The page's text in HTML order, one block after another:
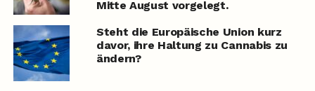
Mitte August vorgelegt.
Steht die Europäische Union kurz
davor, ihre Haltung zu Cannabis zu
ändern?